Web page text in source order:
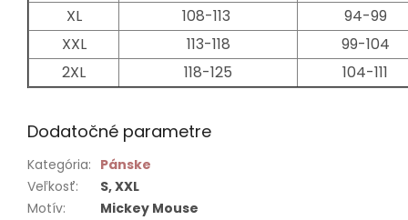
XL
108-113
94-99
XXL
113-118
99-104
2XL
118-125 104-111
Dodatočné parametre
Kategória: Pánske
Veľkosť:
S, XXL
Motív: Mickey Mouse